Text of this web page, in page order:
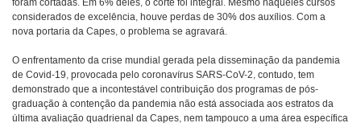
foram cortadas. Em 6% deles, o corte foi integral. Mesmo naqueles cursos
considerados de excelência, houve perdas de 30% dos auxílios. Com a
nova portaria da Capes, o problema se agravará.
O enfrentamento da crise mundial gerada pela disseminação da pandemia
de Covid-19, provocada pelo coronavírus SARS-CoV-2, contudo, tem
demonstrado que a incontestável contribuição dos programas de pós-
graduação à contenção da pandemia não está associada aos estratos da
última avaliação quadrienal da Capes, nem tampouco a uma área específica